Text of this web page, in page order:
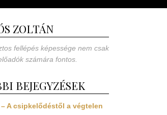
ZOLTÁN
fellépés képessége nem csak
számára fontos.
BEJEGYZÉSEK
A csipkelődéstől a végtelen